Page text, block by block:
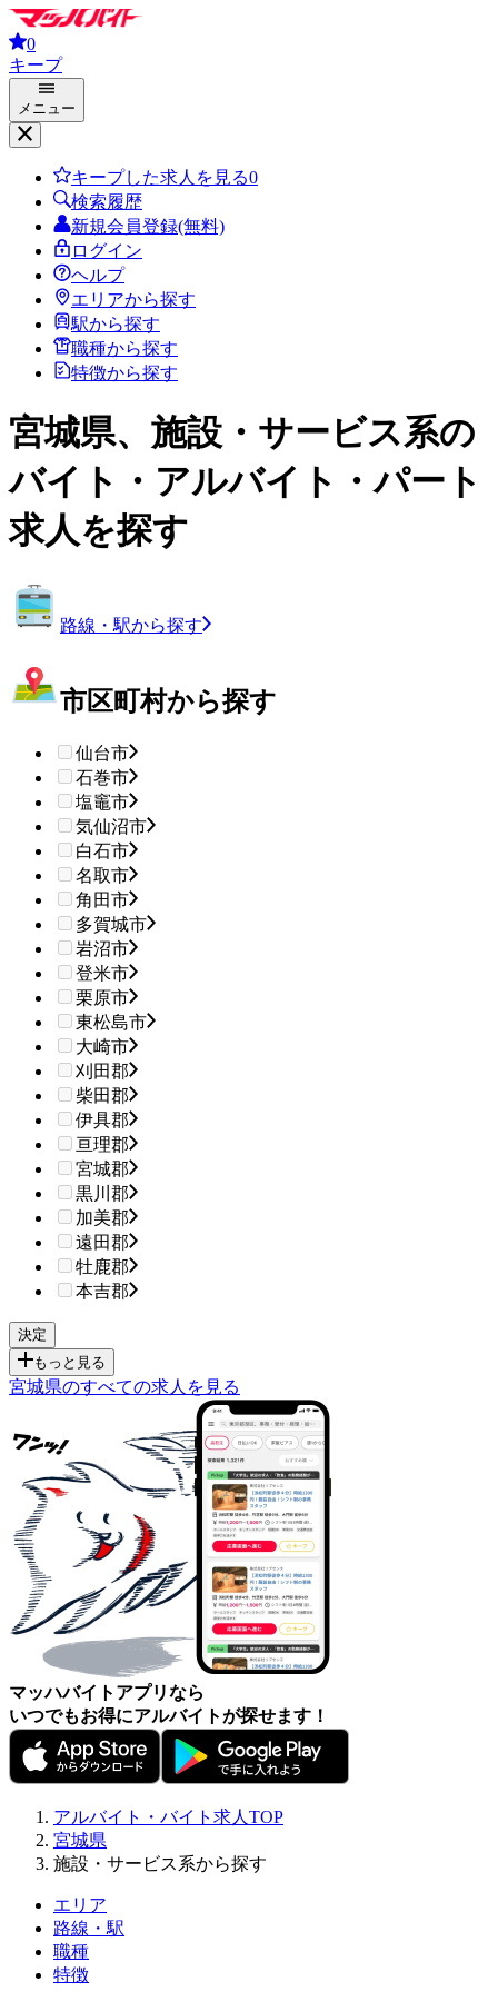
0
キープ
メニュー
キープした求人を見る0
検索履歴
新規会員登録(無料)
ログイン
ヘルプ
エリアから探す
駅から探す
職種から探す
特徴から探す
宮城県、施設・サービス系の
バイト・アルバイト・パート
求人を探す
路線・駅から探す
市区町村から探す
仙台市
石巻市
塩竈市
気仙沼市
白石市
名取市
角田市
多賀城市
岩沼市
登米市
栗原市
東松島市
大崎市
刈田郡
柴田郡
伊具郡
亘理郡
宮城郡
黒川郡
加美郡
遠田郡
牡鹿郡
本吉郡
もっと見る
宮城県のすべての求人を見る
マッハバイトアプリなら
いつでもお得にアルバイトが探せます！
アルバイト・バイト求人TOP
宮城県
施設・サービス系から探す
エリア
路線・駅
職種
特徴